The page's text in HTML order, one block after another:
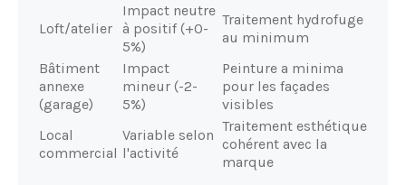
Loft/atelier
Impact neutre
à positif (+0-
5%)
Traitement hydrofuge
au minimum
Bâtiment
annexe
(garage)
Impact
mineur (-2-
5%)
Peinture a minima
pour les façades
visibles
Local
commercial
Variable selon
l'activité
Traitement esthétique
cohérent avec la
marque